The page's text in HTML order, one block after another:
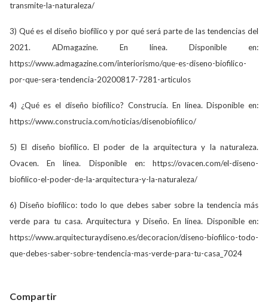
transmite-la-naturaleza/
3) Qué es el diseño biofílico y por qué será parte de las tendencias del
2021. ADmagazine. En línea. Disponible en:
https://www.admagazine.com/interiorismo/que-es-diseno-biofilico-
por-que-sera-tendencia-20200817-7281-articulos
4) ¿Qué es el diseño biofílico? Construcía. En línea. Disponible en:
https://www.construcia.com/noticias/disenobiofilico/
5) El diseño biofílico. El poder de la arquitectura y la naturaleza.
Ovacen. En línea. Disponible en: https://ovacen.com/el-diseno-
biofilico-el-poder-de-la-arquitectura-y-la-naturaleza/
6) Diseño biofílico: todo lo que debes saber sobre la tendencia más
verde para tu casa. Arquitectura y Diseño. En línea. Disponible en:
https://www.arquitecturaydiseno.es/decoracion/diseno-biofilico-todo-
que-debes-saber-sobre-tendencia-mas-verde-para-tu-casa_7024
Compartir